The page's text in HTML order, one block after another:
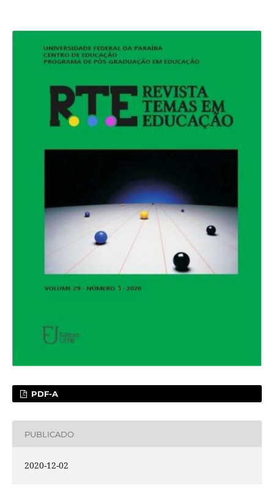
PDF-A
PUBLICADO
2020-12-02